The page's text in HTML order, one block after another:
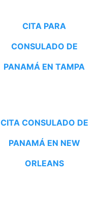
CITA PARA
CONSULADO DE
PANAMÁ EN TAMPA
CITA CONSULADO DE
PANAMÁ EN NEW
ORLEANS